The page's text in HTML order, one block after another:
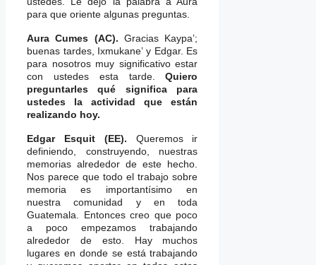
para que oriente algunas preguntas.
Aura Cumes (AC). Gracias Kaypa’;
buenas tardes, Ixmukane’ y Edgar. Es
para nosotros muy significativo estar
con ustedes esta tarde.Quiero
preguntarles qué significa para
ustedes la actividad que están
realizando hoy.
Edgar Esquit (EE). Queremos ir
definiendo, construyendo, nuestras
memorias alrededor de este hecho.
Nos parece que todo el trabajo sobre
memoria es importantísimo en
nuestra comunidad y en toda
Guatemala. Entonces creo que poco
a poco empezamos trabajando
alrededor de esto. Hay muchos
lugares en donde se está trabajando